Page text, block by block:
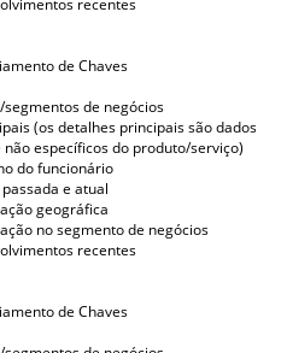
de Chaves
de negócios
(os detalhes principais são dados
não específicos do produto/serviço)
do funcionário
e atual
geográfica
no segmento de negócios
recentes
de Chaves